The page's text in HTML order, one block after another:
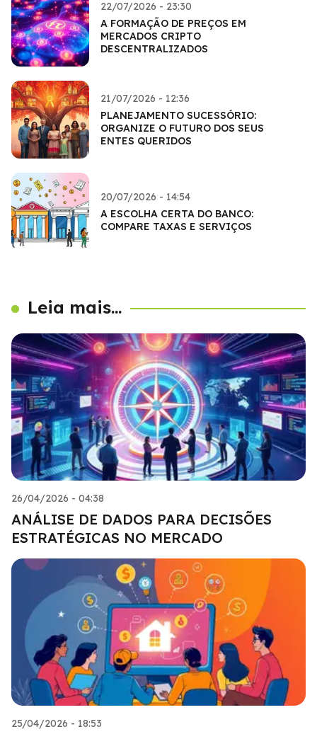
22/07/2026 - 23:30
A FORMAÇÃO DE PREÇOS EM
MERCADOS CRIPTO
DESCENTRALIZADOS
21/07/2026 - 12:36
PLANEJAMENTO SUCESSÓRIO:
ORGANIZE O FUTURO DOS SEUS
ENTES QUERIDOS
20/07/2026 - 14:54
A ESCOLHA CERTA DO BANCO:
COMPARE TAXAS E SERVIÇOS
Leia mais...
26/04/2026 - 04:38
ANÁLISE DE DADOS PARA DECISÕES
ESTRATÉGICAS NO MERCADO
25/04/2026 - 18:53